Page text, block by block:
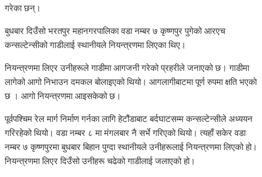
गरेका छन्।
बुधबार दिउँसो भरतपुर महानगरपालिका वडा नम्बर ७ कृष्णपुर पुगेको आरएच
कन्सल्टेन्सीको गाडीलाई स्‍थानीयले नियन्त्रणमा लिएका थिए।
नियन्त्रणमा लिएर उनीहरूले गाडीमा आगजनी गरेको प्रहरीले जनाएको छ। गाडीमा
लागेको आगो निभाउन दमकल बोलाइएको थियो। आगलागीबाटमा पूर्ण रुपमा क्षति भएकाे
छ । आगो नियन्त्रणमा आइसकेको छ।
पूर्वपश्चिम रेल मार्ग निर्माण गर्नका लागि हेटौंडाबाट बर्दघाटसम्म कन्सल्टेन्सीले अध्ययन
गरिरहेको थियो। वडा नम्बर ८ मा मंगलबार नै सर्भे गरिएको थियो। त्यहाँ सकेर वडा
नम्बर ७ कृष्णपुरमा बुधबार बिहान पुग्दा स्थानीयले उनीहरूलाई नियन्त्रणमा लिएको हो।
नियन्त्रणमा लिएर दिउँसो उनीहरू चढेको गाडीलाई जलाएको हो।